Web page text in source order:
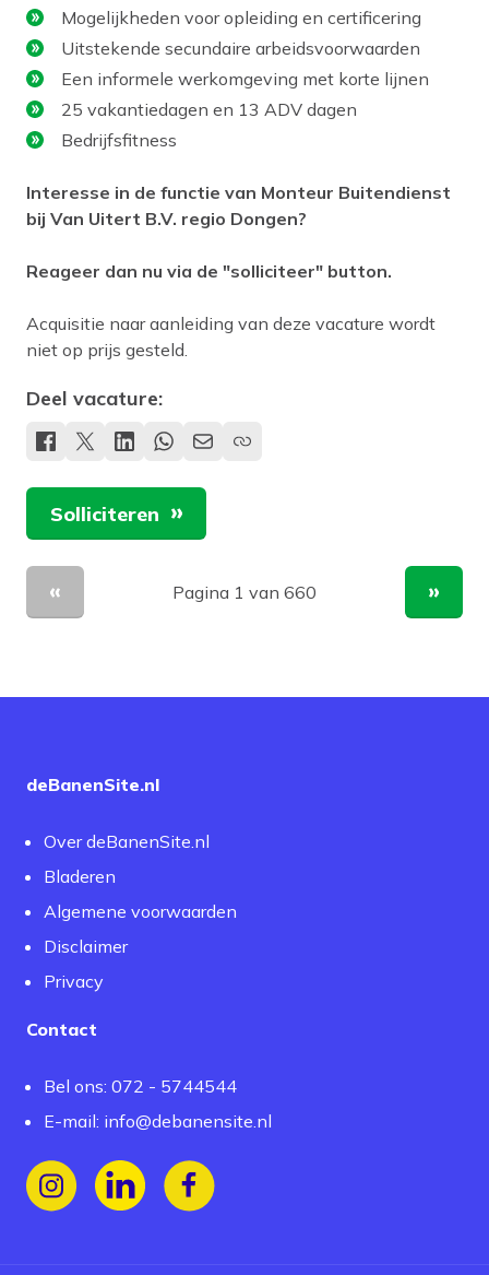
Mogelijkheden voor opleiding en certificering
Uitstekende secundaire arbeidsvoorwaarden
Een informele werkomgeving met korte lijnen
25 vakantiedagen en 13 ADV dagen
Bedrijfsfitness
Interesse in de functie van Monteur Buitendienst
bij Van Uitert B.V. regio Dongen?
Reageer dan nu via de "solliciteer" button.
Acquisitie naar aanleiding van deze vacature wordt
niet op prijs gesteld.
Deel vacature:
Solliciteren
Vorige pagina
Pagina 1 van 660
deBanenSite.nl
Over deBanenSite.nl
Bladeren
Algemene voorwaarden
Disclaimer
Privacy
Contact
Bel ons: 072 - 5744544
E-mail: info@debanensite.nl